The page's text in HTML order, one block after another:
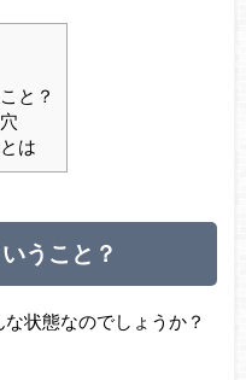
と？
は
うこと？
状態なのでしょうか？